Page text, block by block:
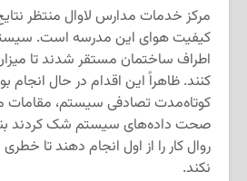
مرکز خدمات مدارس لاوال منتظر
کیفیت هوای این مدرسه است.
اطراف ساختمان مستقر شدند تا
کنند. ظاهراً این اقدام در حال انجام
کوتاه‌مدت تصادفی سیستم،
صحت داده‌های سیستم شک کردند
روال کار را از اول انجام دهند تا
نکند.